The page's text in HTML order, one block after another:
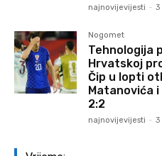
najnovijevijesti - 3
Nogomet
Tehnologija
Hrvatskoj
Čip u lopti
Matanovića
2:2
najnovijevijesti - 3